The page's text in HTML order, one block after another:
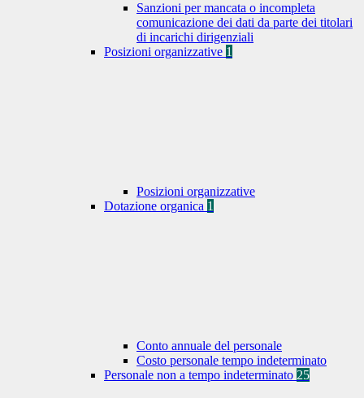
Sanzioni per mancata o incompleta
comunicazione dei dati da parte dei titolari
di incarichi dirigenziali
Posizioni organizzative 1
Posizioni organizzative
Dotazione organica 1
Conto annuale del personale
Costo personale tempo indeterminato
Personale non a tempo indeterminato 25